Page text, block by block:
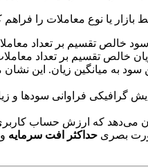
یا نوع معاملات را
سود خالص تقسیم بر تعداد
خالص تقسیم بر تعداد
گرافیکی فراوانی سودها و
می‌دهد که ارزش حساب
بصری حداکثر افت سرمایه